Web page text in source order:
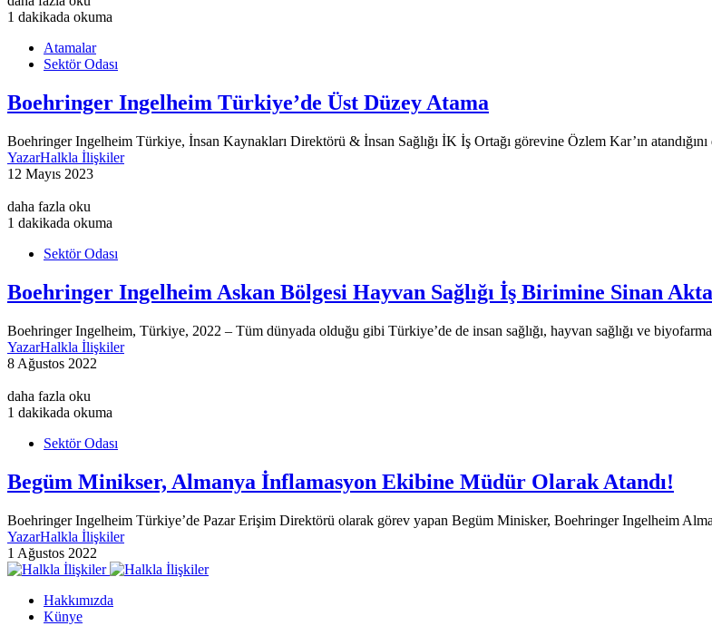
1 dakikada okuma
Atamalar
Sektör Odası
Boehringer Ingelheim Türkiye’de Üst Düzey Atama
Boehringer Ingelheim Türkiye, İnsan Kaynakları Direktörü & İnsan Sağlığı İK İş Ortağı görevine Özlem Kar’ın
YazarHalkla İlişkiler
12 Mayıs 2023
daha fazla oku
1 dakikada okuma
Sektör Odası
Boehringer Ingelheim Askan Bölgesi Hayvan Sağlığı İş Birimine Sinan
Boehringer Ingelheim, Türkiye, 2022 – Tüm dünyada olduğu gibi Türkiye’de de insan sağlığı, hayvan sağlığı ve
YazarHalkla İlişkiler
8 Ağustos 2022
daha fazla oku
1 dakikada okuma
Sektör Odası
Begüm Minikser, Almanya İnflamasyon Ekibine Müdür Olarak Atandı!
Boehringer Ingelheim Türkiye’de Pazar Erişim Direktörü olarak görev yapan Begüm Minisker, Boehringer Ingelheim
YazarHalkla İlişkiler
1 Ağustos 2022
Hakkımızda
Künye